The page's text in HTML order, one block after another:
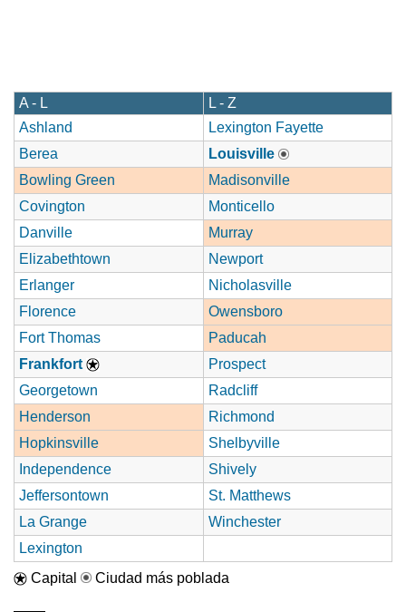
A - L
L - Z
Ashland
Lexington Fayette
Berea
Louisville
Bowling Green
Madisonville
Covington
Monticello
Danville
Murray
Elizabethtown
Newport
Erlanger
Nicholasville
Florence
Owensboro
Fort Thomas
Paducah
Frankfort
Prospect
Georgetown
Radcliff
Henderson
Richmond
Hopkinsville
Shelbyville
Independence
Shively
Jeffersontown
St. Matthews
La Grange
Winchester
Lexington
Capital
Ciudad más poblada